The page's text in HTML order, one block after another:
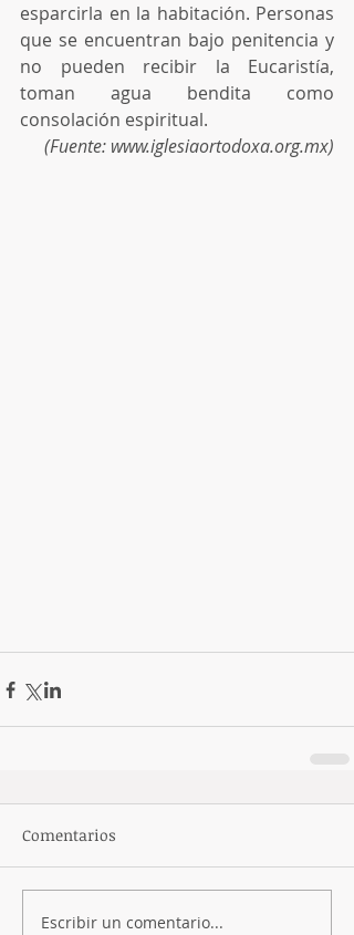
esparcirla en la habitación. Personas
que se encuentran bajo penitencia y
no pueden recibir la Eucaristía,
toman agua bendita como
consolación espiritual.
(Fuente: www.iglesiaortodoxa.org.mx)
Comentarios
Escribir un comentario...